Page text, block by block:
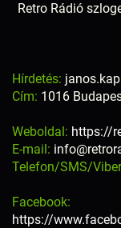
Retro Rádió
Hírdetés:
Cím: 1016
Weboldal: https://
E-mail:
Telefon/SMS/
Facebook:
https://